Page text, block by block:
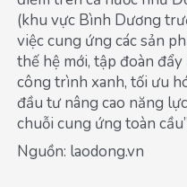
(khu vực Bình Dương
việc cung ứng các sản
thế hệ mới, tập đoàn
công trình xanh, tối ưu
đầu tư nâng cao năng
chuỗi cung ứng toàn
Nguồn: laodong.vn